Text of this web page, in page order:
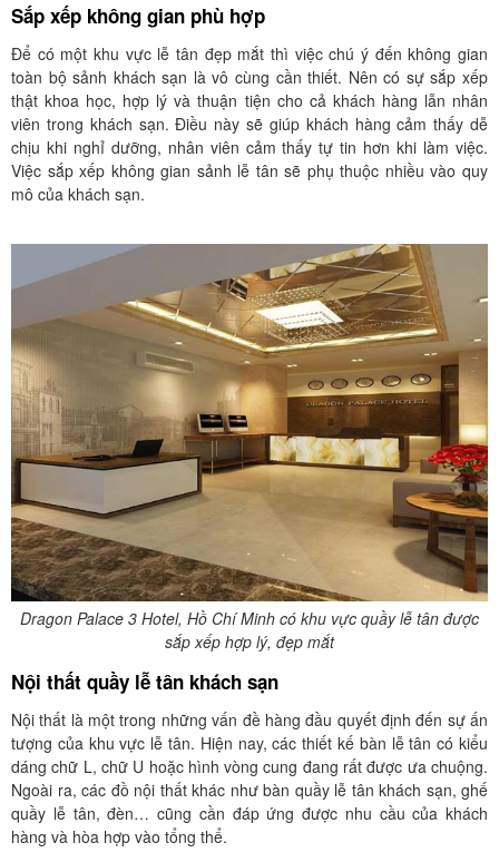
Sắp xếp không gian phù hợp
Để có một khu vực lễ tân đẹp mắt thì việc chú ý đến không gian
toàn bộ sảnh khách sạn là vô cùng cần thiết. Nên có sự sắp xếp
thật khoa học, hợp lý và thuận tiện cho cả khách hàng lẫn nhân
viên trong khách sạn. Điều này sẽ giúp khách hàng cảm thấy dễ
chịu khi nghỉ dưỡng, nhân viên cảm thấy tự tin hơn khi làm việc.
Việc sắp xếp không gian sảnh lễ tân sẽ phụ thuộc nhiều vào quy
mô của khách sạn.
Dragon Palace 3 Hotel, Hồ Chí Minh có khu vực quầy lễ tân được
sắp xếp hợp lý, đẹp mắt
Nội thất quầy lễ tân khách sạn
Nội thất là một trong những vấn đề hàng đầu quyết định đến sự ấn
tượng của khu vực lễ tân. Hiện nay, các thiết kế bàn lễ tân có kiểu
dáng chữ L, chữ U hoặc hình vòng cung đang rất được ưa chuộng.
Ngoài ra, các đồ nội thất khác như bàn quầy lễ tân khách sạn, ghế
quầy lễ tân, đèn… cũng cần đáp ứng được nhu cầu của khách
hàng và hòa hợp vào tổng thể.